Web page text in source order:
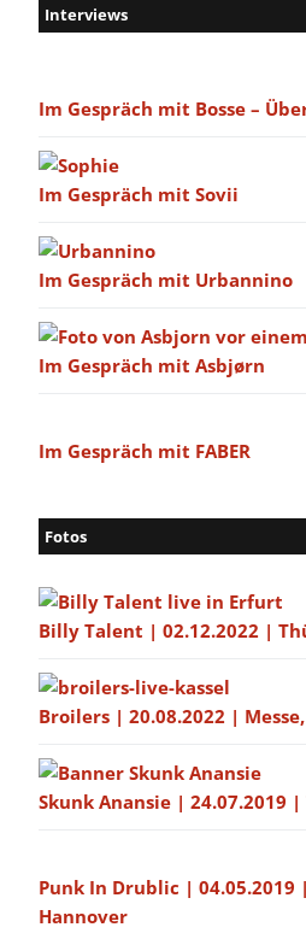
Interviews
Im Gespräch mit Bosse –
Im Gespräch mit Sovii
Im Gespräch mit Urbannino
Im Gespräch mit Asbjørn
Im Gespräch mit FABER
Fotos
Billy Talent | 02.12.2022 |
Broilers | 20.08.2022 | Messe,
Skunk Anansie | 24.07.2019
Punk In Drublic | 04.05.2019
Hannover